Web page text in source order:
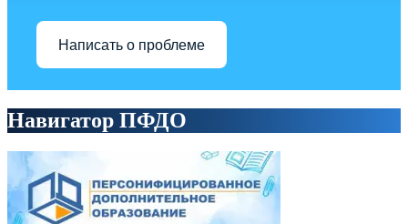
Написать о проблеме
Навигатор ПФДО